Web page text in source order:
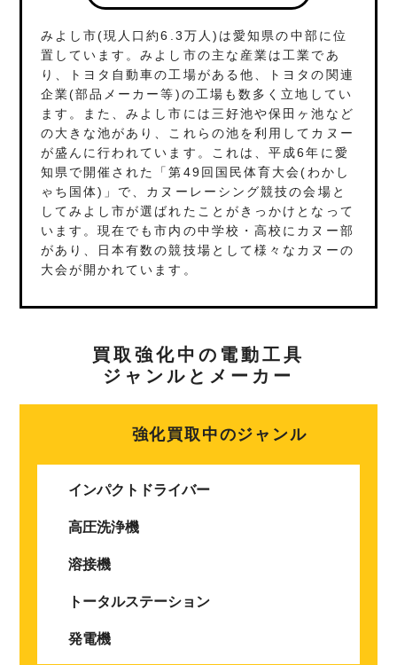
みよし市(現人口約6.3万人)は愛知県の中部に位
置しています。みよし市の主な産業は工業であ
り、トヨタ自動車の工場がある他、トヨタの関連
企業(部品メーカー等)の工場も数多く立地してい
ます。また、みよし市には三好池や保田ヶ池など
の大きな池があり、これらの池を利用してカヌー
が盛んに行われています。これは、平成6年に愛
知県で開催された「第49回国民体育大会(わかし
ゃち国体)」で、カヌーレーシング競技の会場と
してみよし市が選ばれたことがきっかけとなって
います。現在でも市内の中学校・高校にカヌー部
があり、日本有数の競技場として様々なカヌーの
大会が開かれています。
買取強化中の電動工具
ジャンルとメーカー
強化買取中のジャンル
インパクトドライバー
高圧洗浄機
溶接機
トータルステーション
発電機